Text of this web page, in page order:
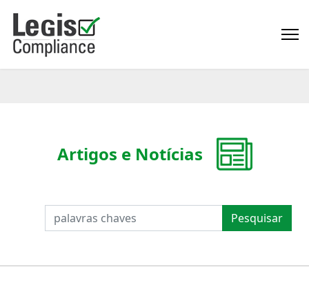
PESQUISAR Pesquisar
Artigos e Notícias